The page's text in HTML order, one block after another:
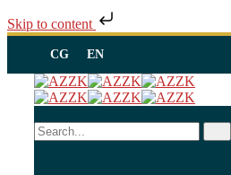
Skip to content
CG EN